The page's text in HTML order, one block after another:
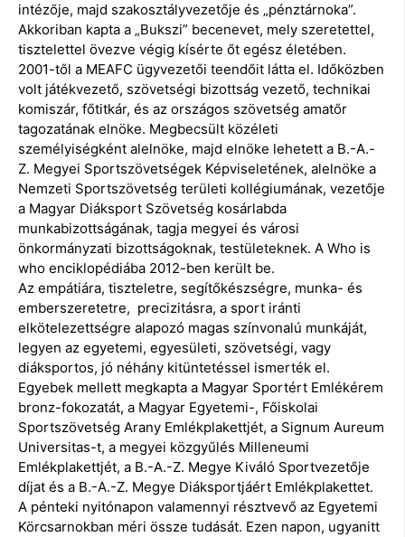
intézője, majd szakosztályvezetője és „pénztárnoka”.
Akkoriban kapta a „Bukszi” becenevet, mely szeretettel,
tisztelettel övezve végig kísérte őt egész életében.
2001-től a MEAFC ügyvezetői teendőit látta el. Időközben
volt játékvezető, szövetségi bizottság vezető, technikai
komiszár, főtitkár, és az országos szövetség amatőr
tagozatának elnöke. Megbecsült közéleti
személyiségként alelnöke, majd elnöke lehetett a B.-A.-
Z. Megyei Sportszövetségek Képviseletének, alelnöke a
Nemzeti Sportszövetség területi kollégiumának, vezetője
a Magyar Diáksport Szövetség kosárlabda
munkabizottságának, tagja megyei és városi
önkormányzati bizottságoknak, testületeknek. A Who is
who enciklopédiába 2012-ben került be.
Az empátiára, tiszteletre, segítőkészségre, munka- és
emberszeretetre, precizitásra, a sport iránti
elkötelezettségre alapozó magas színvonalú munkáját,
legyen az egyetemi, egyesületi, szövetségi, vagy
diáksportos, jó néhány kitüntetéssel ismerték el.
Egyebek mellett megkapta a Magyar Sportért Emlékérem
bronz-fokozatát, a Magyar Egyetemi-, Főiskolai
Sportszövetség Arany Emlékplakettjét, a Signum Aureum
Universitas-t, a megyei közgyűlés Milleneumi
Emlékplakettjét, a B.-A.-Z. Megye Kiváló Sportvezetője
díjat és a B.-A.-Z. Megye Diáksportjáért Emlékplakettet.
A pénteki nyitónapon valamennyi résztvevő az Egyetemi
Körcsarnokban méri össze tudását. Ezen napon, ugyanitt